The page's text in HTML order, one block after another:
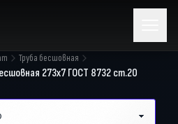
Труба бесшовная
273х7 ГОСТ 8732 ст.20